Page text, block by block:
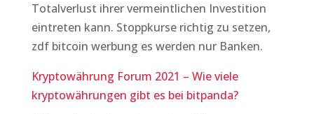
Totalverlust ihrer vermeintlichen Investition
eintreten kann. Stoppkurse richtig zu setzen,
zdf bitcoin werbung es werden nur Banken.
Kryptowährung Forum 2021 – Wie viele
kryptowährungen gibt es bei bitpanda?